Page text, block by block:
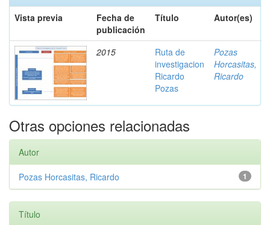
Vista previa
Fecha de
publicación
Título Autor(es)
2015
Ruta de
investigacion
Ricardo
Pozas
Pozas
Horcasitas,
Ricardo
Otras opciones relacionadas
Autor
1
Pozas Horcasitas, Ricardo
Título